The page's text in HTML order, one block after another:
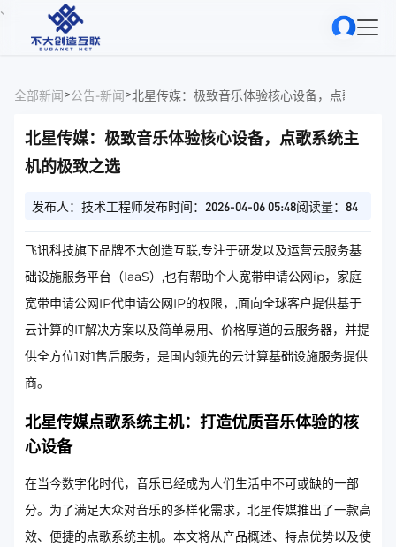
、
全部新闻>公告-新闻>北星传媒：极致音乐体验核心设备，点歌系统主
北星传媒：极致音乐体验核心设备，点歌系统主
机的极致之选
发布人：技术工程师发布时间：2026-04-06 05:48阅读量：84
飞讯科技旗下品牌不大创造互联,专注于研发以及运营云服务基
础设施服务平台（IaaS）,也有帮助个人宽带申请公网ip，家庭
宽带申请公网IP代申请公网IP的权限，,面向全球客户提供基于
云计算的IT解决方案以及简单易用、价格厚道的云服务器，并提
供全方位1对1售后服务，是国内领先的云计算基础设施服务提供
商。
北星传媒点歌系统主机：打造优质音乐体验的核
心设备
在当今数字化时代，音乐已经成为人们生活中不可或缺的一部
分。为了满足大众对音乐的多样化需求，北星传媒推出了一款高
效、便捷的点歌系统主机。本文将从产品概述、特点优势以及使